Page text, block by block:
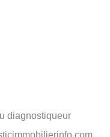
diagnostiqueur